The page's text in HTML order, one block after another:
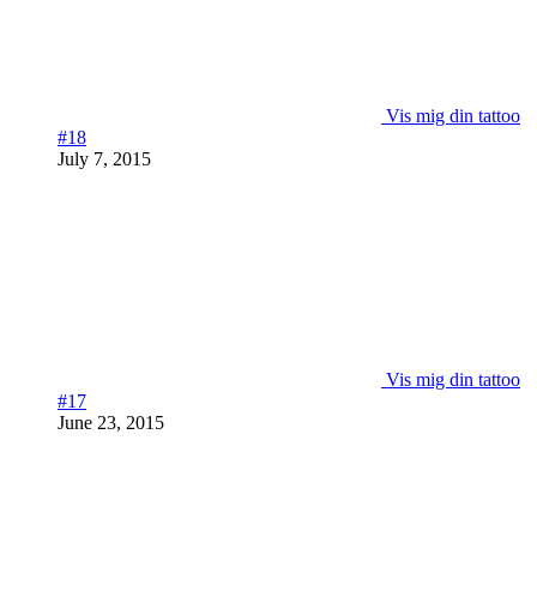
Vis mig din tattoo
#18
July 7, 2015
Vis mig din tattoo
#17
June 23, 2015